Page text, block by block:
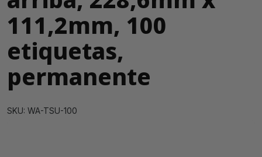
111,2mm, 100
etiquetas,
permanente
SKU: WA-TSU-100